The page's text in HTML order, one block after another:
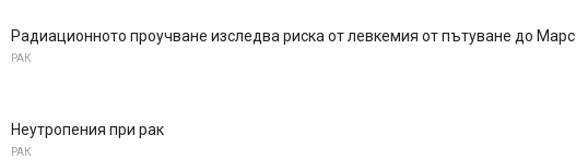
Радиационното проучване изследва риска от левкемия от пътуване до Марс
РАК
Неутропения при рак
РАК